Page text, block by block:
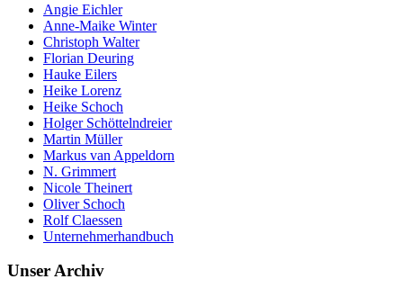
Angie Eichler
Anne-Maike Winter
Christoph Walter
Florian Deuring
Hauke Eilers
Heike Lorenz
Heike Schoch
Holger Schöttelndreier
Martin Müller
Markus van Appeldorn
N. Grimmert
Nicole Theinert
Oliver Schoch
Rolf Claessen
Unternehmerhandbuch
Unser Archiv